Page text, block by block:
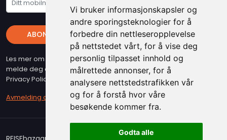
Vi bruker informasjonskapsler og
andre sporingsteknologier for å
forbedre din nettleseropplevelse
på nettstedet vårt, for å vise deg
personlig tilpasset innhold og
målrettede annonser, for å
analysere nettstedstrafikken vår
og for å forstå hvor våre
besøkende kommer fra.
Godta alle
ABONNER
Les mer om vare "Privacy Policy" - Husk at du kan når som helst
melde deg av vart nyhetsbrev (beslyttet at reCAPTCHA, Google
Privacy Policy & Terms gjelder)
Avmelding av nyhetsbrev